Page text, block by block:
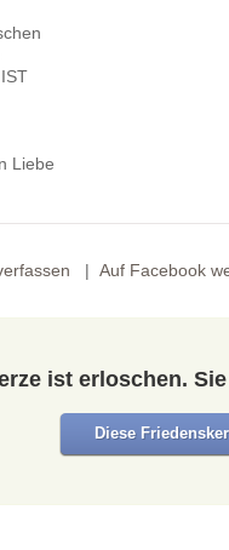
Liebe
Auf Facebook
ist erloschen.
Diese